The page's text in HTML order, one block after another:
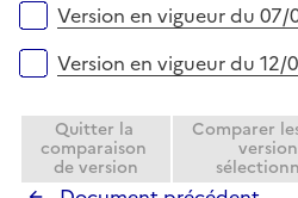
Version en vigueur du 07/
Version en vigueur du
Quitter la
comparaison
de version
Comparer